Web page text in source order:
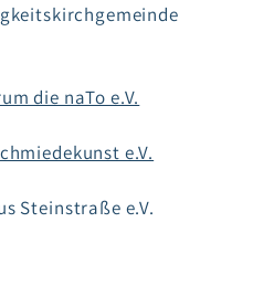
die naTo e.V.
e.V.
Steinstraße e.V.